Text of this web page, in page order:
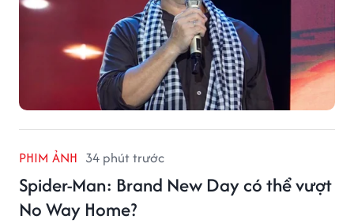
PHIM ẢNH 34 phút trước
Spider-Man: Brand New Day có thể vượt
No Way Home?